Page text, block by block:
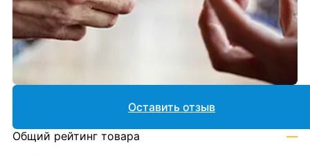
Оставить отзыв
Общий рейтинг товара —